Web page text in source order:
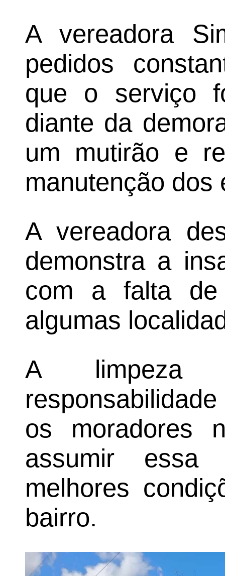
A vereadora
pedidos
que o serviço
diante da
um mutirão e
manutenção dos
A vereadora
demonstra a
com a falta de
algumas
A limpeza
os moradores
assumir essa
melhores
bairro.